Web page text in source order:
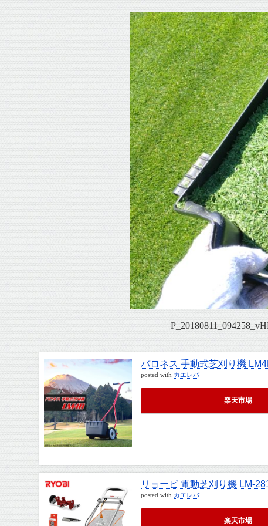
バロネス 手動式芝刈り機
posted with カエレバ
楽天市場
リョービ 電動芝刈り機 LM-
posted with カエレバ
楽天市場